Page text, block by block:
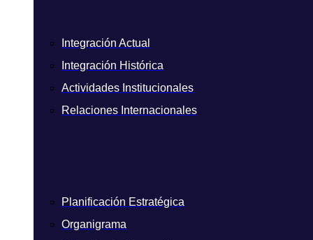
Integración Actual
Integración Histórica
Actividades Institucionales
Relaciones Internacionales
Planificación Estratégica
Organigrama